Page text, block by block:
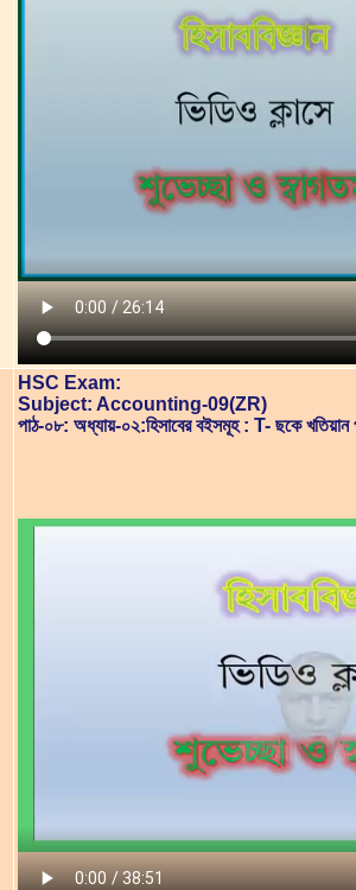
HSC Exam:
Subject: Accounting-09(ZR)
পাঠ-০৮: অধ্যায়-০২:হিসাবের বইসমূহ : T- ছকে